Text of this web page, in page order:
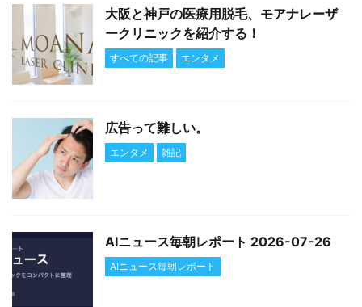
大阪と神戸の医療用脱毛、モアナレーザ
ークリニックを紹介する！
すべての記事 エンタメ
広告って難しい。
エンタメ 雑記
AIニュース毎朝レポート 2026-07-26
AIニュース毎朝レポート